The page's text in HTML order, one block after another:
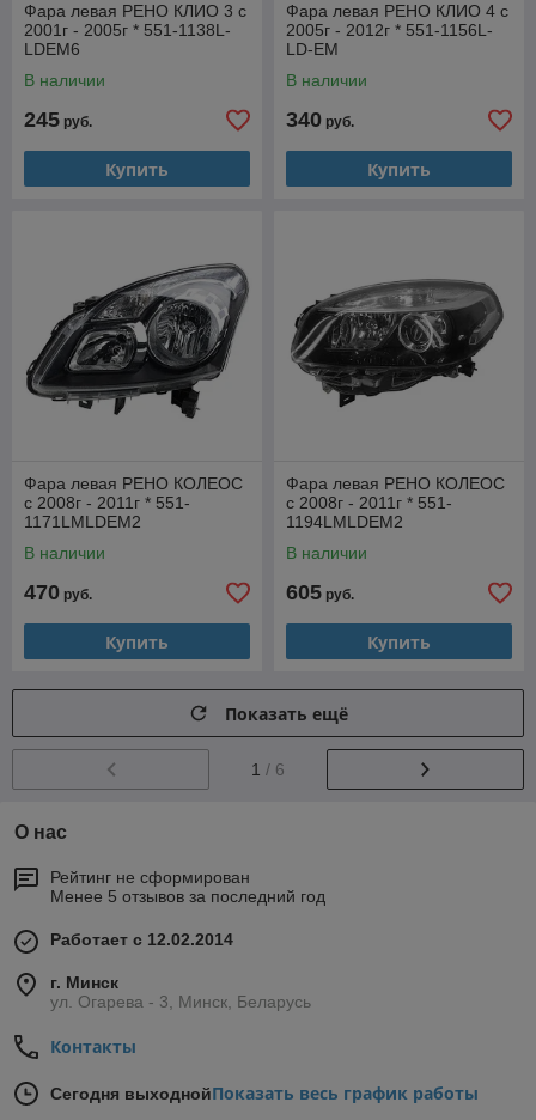
Фара левая РЕНО КЛИО 3 с
2001г - 2005г * 551-1138L-
LDEM6
В наличии
245 руб.
Купить
Фара левая РЕНО КЛИО 4 с
2005г - 2012г * 551-1156L-
LD-EM
В наличии
340 руб.
Купить
Фара левая РЕНО КОЛЕОС
с 2008г - 2011г * 551-
1171LMLDEM2
В наличии
470 руб.
Купить
Фара левая РЕНО КОЛЕОС
с 2008г - 2011г * 551-
1194LMLDEM2
В наличии
605 руб.
Купить
Показать ещё
1 / 6
О нас
Рейтинг не сформирован
Менее 5 отзывов за последний год
Работает с 12.02.2014
г. Минск
ул. Огарева - 3, Минск, Беларусь
Контакты
Сегодня выходнойПоказать весь график работы